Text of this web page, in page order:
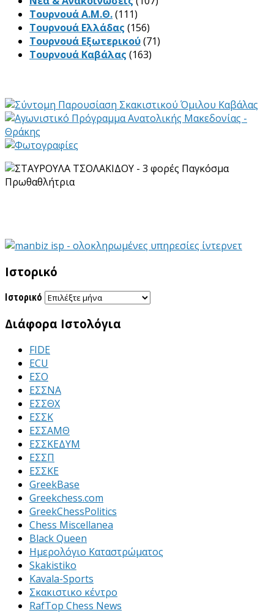
Τουρνουά Α.Μ.Θ.(111)
Τουρνουά Ελλάδας (156)
Τουρνουά Εξωτερικού(71)
Τουρνουά Καβάλας (163)
Ιστορικό
Ιστορικό
Διάφορα Ιστολόγια
FIDE
ECU
ΕΣΟ
ΕΣΣΝΑ
ΕΣΣΘΧ
ΕΣΣΚ
ΕΣΣΑΜΘ
ΕΣΣΚΕΔΥΜ
ΕΣΣΠ
ΕΣΣΚΕ
GreekBase
Greekchess.com
GreekChessPolitics
Chess Miscellanea
Black Queen
Ημερολόγιο Καταστρώματος
Skakistiko
Kavala-Sports
Σκακιστικο κέντρο
RafTop Chess News